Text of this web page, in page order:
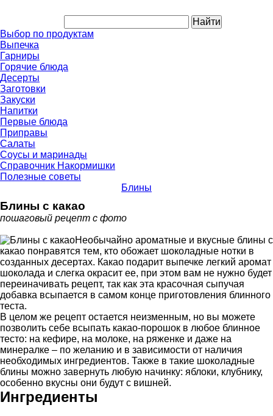
Выбор по продуктам
Выпечка
Гарниры
Горячие блюда
Десерты
Заготовки
Закуски
Напитки
Первые блюда
Приправы
Салаты
Соусы и маринады
Справочник Накормишки
Полезные советы
Блины
Блины с какао
пошаговый рецепт с фото
Необычайно ароматные и вкусные блины с
какао понравятся тем, кто обожает шоколадные нотки в
созданных десертах. Какао подарит выпечке легкий аромат
шоколада и слегка окрасит ее, при этом вам не нужно будет
переиначивать рецепт, так как эта красочная сыпучая
добавка всыпается в самом конце приготовления блинного
теста.
В целом же рецепт остается неизменным, но вы можете
позволить себе всыпать какао-порошок в любое блинное
тесто: на кефире, на молоке, на ряженке и даже на
минералке – по желанию и в зависимости от наличия
необходимых ингредиентов. Также в такие шоколадные
блины можно завернуть любую начинку: яблоки, клубнику,
особенно вкусны они будут с вишней.
Ингредиенты